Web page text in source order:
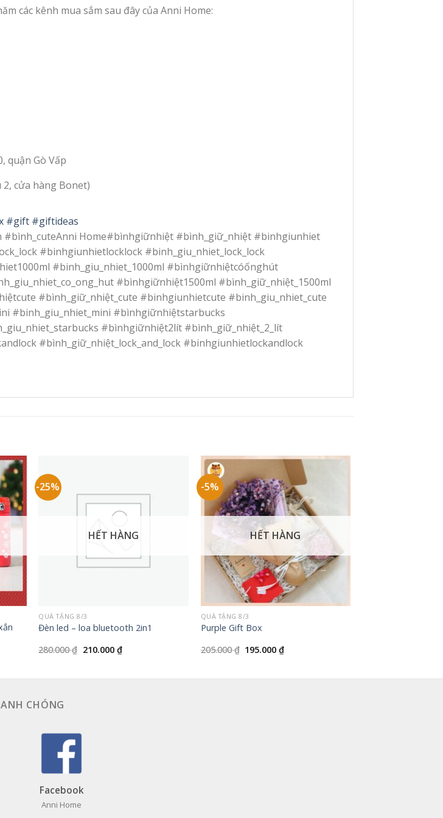
các kênh mua sắm sau đây của Anni Home:
quận Gò Vấp
cửa hàng Bonet)
#gift #giftideas
Home#bìnhgiữnhiệt #bình_giữ_nhiệt #binhgiunhiet
#binhgiunhietlocklock #binh_giu_nhiet_lock_lock
#binh_giu_nhiet_1000ml #bìnhgiữnhiệtcóốnghút
#bìnhgiữnhiệt1500ml #bình_giữ_nhiệt_1500ml
#bình_giữ_nhiệt_cute #binhgiunhietcute #binh_giu_nhiet_cute
#binh_giu_nhiet_mini #bìnhgiữnhiệtstarbucks
#bìnhgiữnhiệt2lít #bình_giữ_nhiệt_2_lít
#bình_giữ_nhiệt_lock_and_lock #binhgiunhietlockandlock
-25%
HẾT HÀNG
QUÀ TẶNG 8/3
Đèn led – loa bluetooth 2in1
280.000₫ Giá
210.000 ₫Giá
hiện
-5%
HẾT HÀNG
QUÀ TẶNG 8/3
Purple Gift Box
205.000₫ Giá
195.000 ₫Giá
hiện
CHÓNG
Facebook
Anni Home